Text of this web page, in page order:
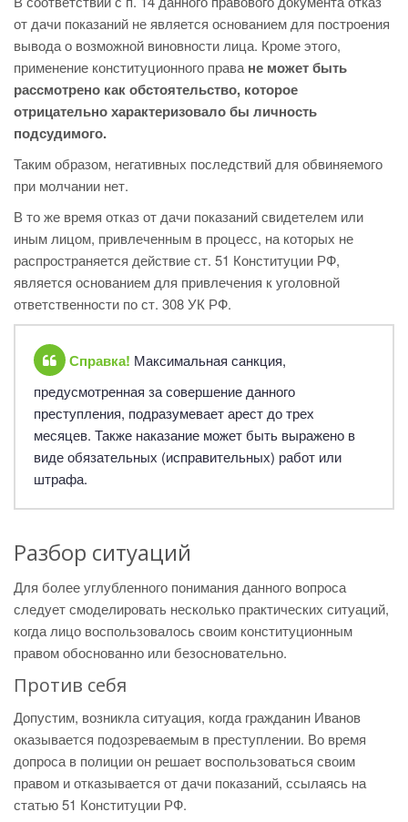
от дачи показаний не является основанием для построения
вывода о возможной виновности лица. Кроме этого,
применение конституционного праване может быть
рассмотрено как обстоятельство, которое
отрицательно характеризовало бы личность
подсудимого.
Таким образом, негативных последствий для обвиняемого
при молчании нет.
В то же время отказ от дачи показаний свидетелем или
иным лицом, привлеченным в процесс, на которых не
распространяется действие ст. 51 Конституции РФ,
является основанием для привлечения к уголовной
ответственности по ст. 308 УК РФ.
Справка! Максимальная санкция,
предусмотренная за совершение данного
преступления, подразумевает арест до трех
месяцев. Также наказание может быть выражено в
виде обязательных (исправительных) работ или
штрафа.
Разбор ситуаций
Для более углубленного понимания данного вопроса
следует смоделировать несколько практических ситуаций,
когда лицо воспользовалось своим конституционным
правом обоснованно или безосновательно.
Против себя
Допустим, возникла ситуация, когда гражданин Иванов
оказывается подозреваемым в преступлении. Во время
допроса в полиции он решает воспользоваться своим
правом и отказывается от дачи показаний, ссылаясь на
статью 51 Конституции РФ.